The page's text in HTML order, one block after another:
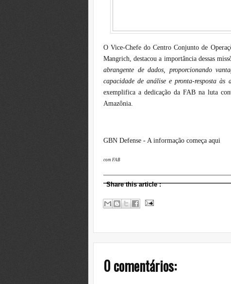
O Vice-Chefe do Centro Conjunto de
Mangrich, destacou a importância dessas
abrangente de dados, proporcionando
capacidade de análise e pronta-resposta às
exemplifica a dedicação da FAB na luta
Amazônia.
GBN Defense - A informação começa aqui
com FAB
Share this article:
0 comentários: